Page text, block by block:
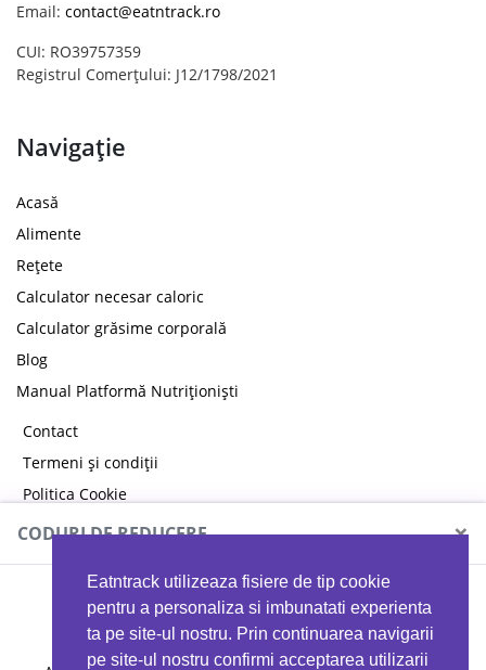
Eatntrack utilizeaza fisiere de tip cookie
pentru a personaliza si imbunatati experienta
ta pe site-ul nostru. Prin continuarea navigarii
pe site-ul nostru confirmi acceptarea utilizarii
Email: contact@eatntrack.ro
CUI: RO39757359
Registrul Comerțului: J12/1798/2021
Navigație
Acasă
Alimente
Rețete
Calculator necesar caloric
Calculator grăsime corporală
Blog
Manual Platformă Nutriționiști
Contact
Termeni și condiții
Politica Cookie
Politica de confidențialitate
CODURI DE REDUCERE ×
MYPROTEIN